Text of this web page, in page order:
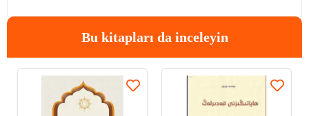
Bu kitapları da inceleyin